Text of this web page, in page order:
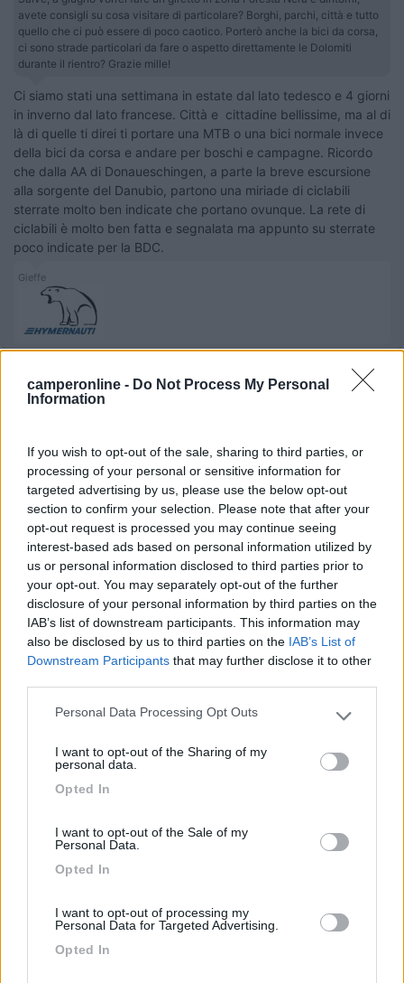
camperonline - Do Not Process My Personal
Information
If you wish to opt-out of the sale, sharing to third parties, or
processing of your personal or sensitive information for
targeted advertising by us, please use the below opt-out
section to confirm your selection. Please note that after your
opt-out request is processed you may continue seeing
interest-based ads based on personal information utilized by
us or personal information disclosed to third parties prior to
your opt-out. You may separately opt-out of the further
disclosure of your personal information by third parties on the
IAB’s list of downstream participants. This information may
also be disclosed by us to third parties on the IAB’s List of
Downstream Participants that may further disclose it to other
Please note that this website/app uses one or more Google
not limited to your visit or usage behaviour. You may click to
grant or deny consent to Google and its third-party tags to
use your data for below specified purposes in below Google
Personal Data Processing Opt Outs
I want to opt-out of the Sharing of my
personal data.
Opted In
I want to opt-out of the Sale of my
Personal Data.
Opted In
I want to opt-out of processing my
Personal Data for Targeted Advertising.
Opted In
avete consigli su cosa visitare di particolare? Borghi, parchi, città e tutto
quello che ci può essere di poco caotico. Porterò anche la bici da corsa,
ci sono strade particolari da fare o aspetto direttamente le Dolomiti
durante il rientro? Grazie mille!
Ci siamo stati una settimana in estate dal lato tedesco e 4 giorni
in inverno dal lato francese. Città e cittadine bellissime, ma al di
là di quelle ti direi ti portare una MTB o una bici normale invece
della bici da corsa e andare per boschi e campagne. Ricordo
che dalla AA di Donaueschingen, a parte la breve escursione
alla sorgente del Danubio, partono una miriade di ciclabili
sterrate molto ben indicate che portano ovunque. La rete di
ciclabili è molto ben fatta e segnalata ma appunto su sterrate
poco indicate per la BDC.
Gieffe
1488
PROMO fino al 23/08/26
Area Sosta Camper Orobie
Orso Stanco
Inserito il25/02/2018 alle:18:52:57
In risposta al messaggio di
avete consigli su cosa visitare di particolare? Borghi, parchi, città e tutto
quello che ci può essere di poco caotico. Porterò anche la bici da corsa,
ci sono strade particolari da fare o aspetto direttamente le Dolomiti